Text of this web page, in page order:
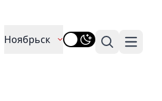
Ноябрьск
Поиск